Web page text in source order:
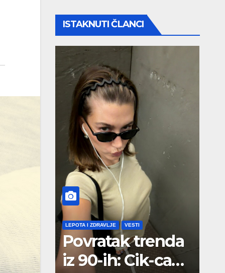
ISTAKNUTI ČLANCI
LEPOTA I ZDRAVLJE VESTI
Povratak trenda
iz 90-ih: Cik-cak